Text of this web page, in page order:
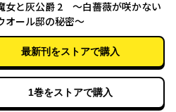
女と灰公爵 2 ～白薔薇が咲かない
オール邸の秘密～
最新刊をストアで購入
1巻をストアで購入